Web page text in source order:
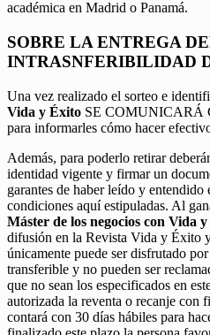
académica en Madrid o Panamá.
SOBRE LA ENTREGA
INTRASNFERIBILIDAD
Una vez realizado el sorteo e
Vida y Éxito SE COMUNICARÁ
para informarles cómo hacer
Además, para poderlo retirar
identidad vigente y firmar un
garantes de haber leído y entendido
condiciones aquí estipuladas. Al
Máster de los negocios con Vida
difusión en la Revista Vida y Éxito
únicamente puede ser disfrutado
transferible y no pueden ser
que no sean los especificados en
autorizada la reventa o recanje con
contará con 30 días hábiles para